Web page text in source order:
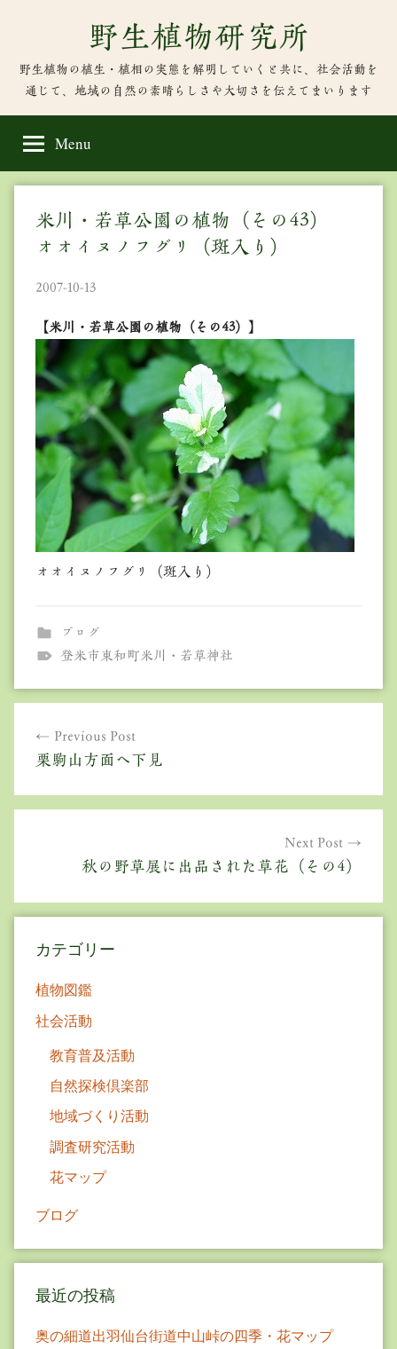
content
野生植物研究所
野生植物の植生・植相の実態を解明していくと共に、社会活動を
通じて、地域の自然の素晴らしさや大切さを伝えてまいります
Menu
米川・若草公園の植物（その43）
オオイヌノフグリ（斑入り）
2007-10-13
【米川・若草公園の植物（その43）】
オオイヌノフグリ（斑入り）
ブログ
登米市東和町米川・若草神社
ビ
シ
Previous Post
栗駒山方面へ下見
Next Post
秋の野草展に出品された草花（その4）
カテゴリー
植物図鑑
社会活動
教育普及活動
自然探検倶楽部
地域づくり活動
調査研究活動
花マップ
ブログ
最近の投稿
奥の細道出羽仙台街道中山峠の四季・花マップ